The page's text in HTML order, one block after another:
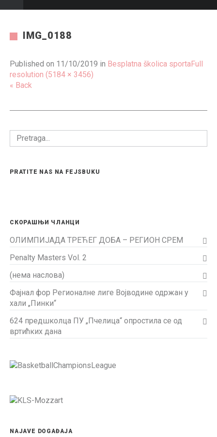
IMG_0188
Published on 11/10/2019 in Besplatna školica sportaFull
resolution (5184 × 3456)
« Back
PRATITE NAS NA FEJSBUKU
СКОРАШЊИ ЧЛАНЦИ
ОЛИМПИЈАДА ТРЕЋЕГ ДОБА – РЕГИОН СРЕМ
Penalty Masters Vol. 2
(нема наслова)
Фајнал фор Регионалне лиге Војводине одржан у
хали „Пинки“
624 предшколца ПУ „Пчелица“ опростила се од
вртићких дана
NAJAVE DOGAĐAJA